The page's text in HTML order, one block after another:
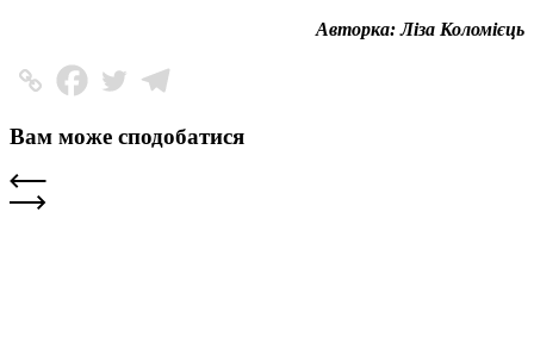
Авторка: Ліза Коломієць
Вам може сподобатися